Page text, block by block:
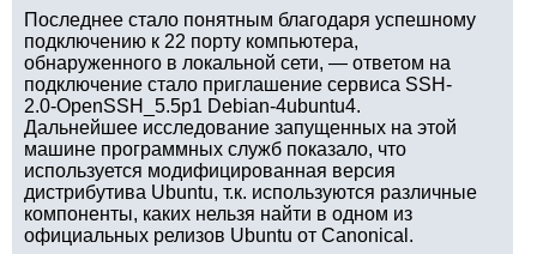
Последнее стало понятным благодаря успешному
подключению к 22 порту компьютера,
обнаруженного в локальной сети, — ответом на
подключение стало приглашение сервиса SSH-
2.0-OpenSSH_5.5p1 Debian-4ubuntu4.
Дальнейшее исследование запущенных на этой
машине программных служб показало, что
используется модифицированная версия
дистрибутива Ubuntu, т.к. используются различные
компоненты, каких нельзя найти в одном из
официальных релизов Ubuntu от Canonical.